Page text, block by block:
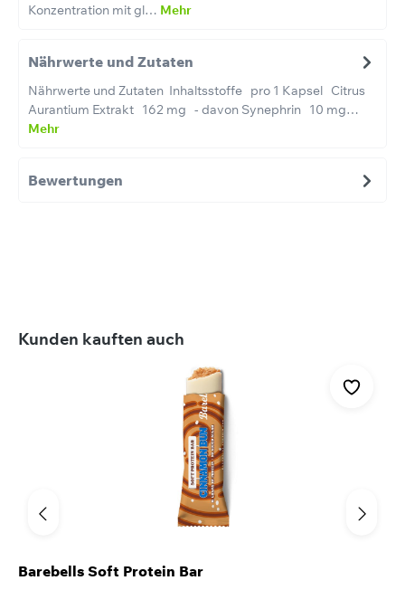
Konzentration mit gl… Mehr
Nährwerte und Zutaten
Nährwerte und Zutaten Inhaltsstoffe pro 1 Kapsel Citrus
Aurantium Extrakt 162 mg - davon Synephrin 10 mg…
Mehr
Bewertungen
Produktgalerie überspringen
Kunden kauften auch
Barebells Soft Protein Bar